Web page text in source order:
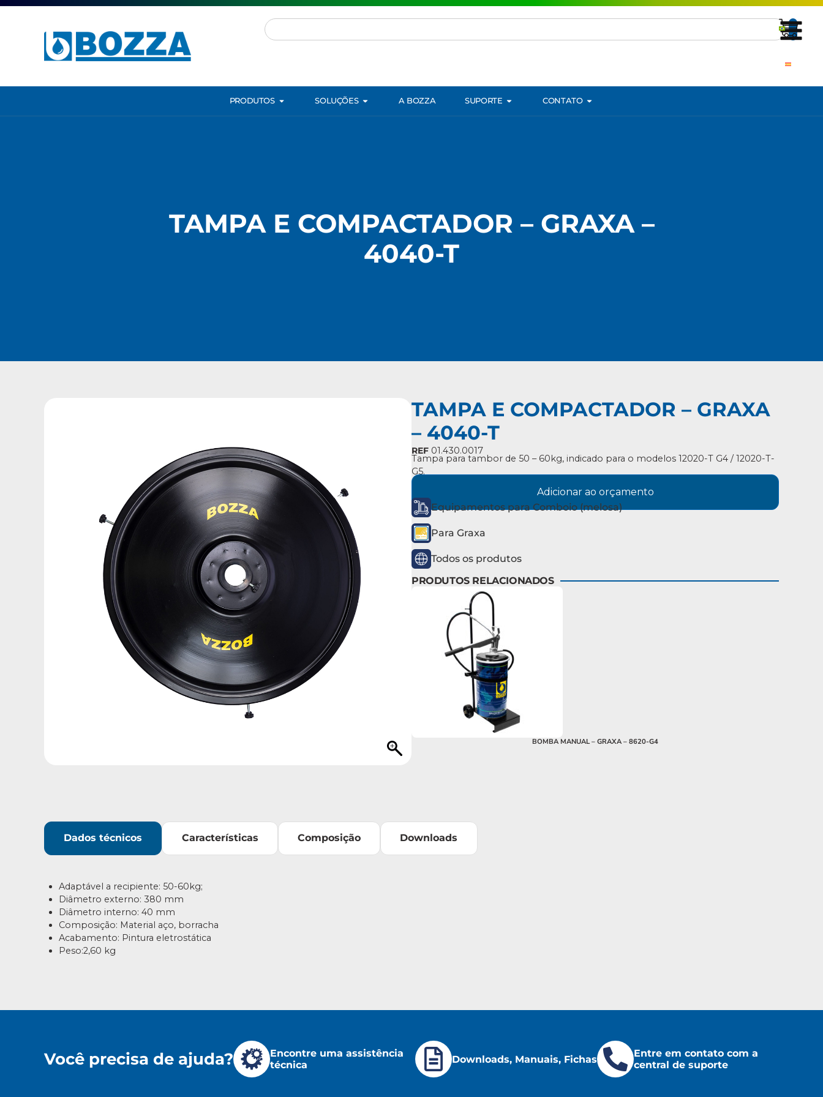
PRODUTOS SOLUÇÕES A BOZZA SUPORTE CONTATO
TAMPA E COMPACTADOR – GRAXA –
4040-T
TAMPA E COMPACTADOR – GRAXA
– 4040-T
REF 01.430.0017
Tampa para tambor de 50 – 60kg, indicado para o modelos 12020-T G4 / 12020-T-
G5.
Adicionar ao orçamento
Equipamentos para Comboio (melosa)
Para Graxa
Todos os produtos
PRODUTOS RELACIONADOS
BOMBA MANUAL – GRAXA – 8620-G4
Dados técnicos Características Composição Downloads
Adaptável a recipiente: 50-60kg;
Diâmetro externo: 380 mm
Diâmetro interno: 40 mm
Composição: Material aço, borracha
Acabamento: Pintura eletrostática
Peso:2,60 kg
Você precisa de ajuda?
Encontre uma assistência
técnica
Downloads, Manuais, Fichas
Entre em contato com a
central de suporte